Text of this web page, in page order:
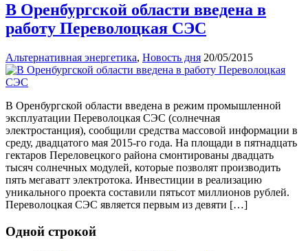
В Оренбургской области введена в
работу Переволоцкая СЭС
Альтернативная энергетика, Новость дня 20/05/2015
В Оренбургской области введена в режим промышленной
эксплуатации Переволоцкая СЭС (солнечная
электростанция), сообщили средства массовой информации в
среду, двадцатого мая 2015-го года. На площади в пятнадцать
гектаров Переловецкого района смонтированы двадцать
тысяч солнечных модулей, которые позволят производить
пять мегаватт электротока. Инвестиции в реализацию
уникального проекта составили пятьсот миллионов рублей.
Переволоцкая СЭС является первым из девяти […]
Одной строкой